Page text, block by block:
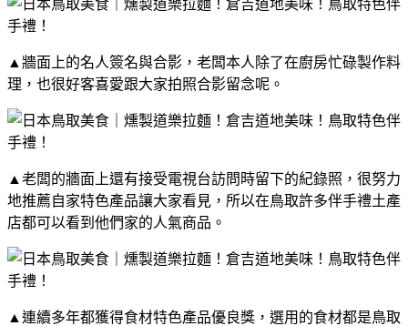
▲牆面上的名人簽名與合影，老闆本人除了在廚房忙碌製作料
理，也很好客喜愛跟大家拍照合影留念呢。
▲老闆的牆面上還有接受電視台訪問時留下的紀錄照，很努力
地推薦自家特色產品讓大家看見，所以在鳥取許多伴手禮土產
店都可以看到他們家的人氣商品。
▲連續多年都獲得食材特色產品優良獎，選用的食材都是鳥取